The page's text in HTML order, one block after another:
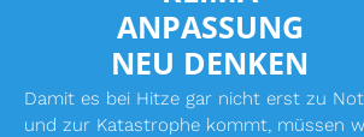
ANPASSUNG
NEU DENKEN
Damit es bei Hitze gar nicht erst zu
und zur Katastrophe kommt, müssen